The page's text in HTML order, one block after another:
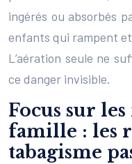
ingérés ou absorbés
enfants qui rampent
L’aération seule ne
ce danger invisible.
Focus sur
famille : les
tabagisme